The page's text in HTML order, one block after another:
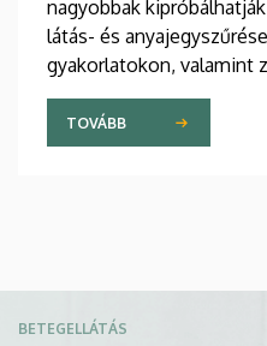
nagyobbak
látás- és
gyakorlatokon, valamint
egészséget támogató
is részt vehetnek a július
Fesztiválon. A Debreceni
Egyetem téren felállított
Központban.
TOVÁBB
BETEGELLÁTÁS